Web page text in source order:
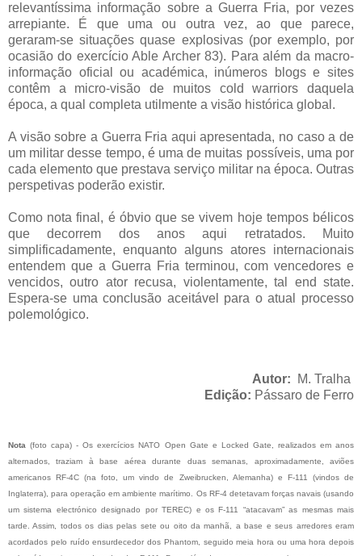
relevantíssima informação sobre a Guerra Fria, por vezes
arrepiante. É que uma ou outra vez, ao que parece,
geraram-se situações quase explosivas (por exemplo, por
ocasião do exercício Able Archer 83). Para além da macro-
informação oficial ou académica, inúmeros blogs e sites
contêm a micro-visão de muitos cold warriors daquela
época, a qual completa utilmente a visão histórica global.
A visão sobre a Guerra Fria aqui apresentada, no caso a de
um militar desse tempo, é uma de muitas possíveis, uma por
cada elemento que prestava serviço militar na época. Outras
perspetivas poderão existir.
Como nota final, é óbvio que se vivem hoje tempos bélicos
que decorrem dos anos aqui retratados. Muito
simplificadamente, enquanto alguns atores internacionais
entendem que a Guerra Fria terminou, com vencedores e
vencidos, outro ator recusa, violentamente, tal end state.
Espera-se uma conclusão aceitável para o atual processo
polemológico.
Autor:
M. Tralha
Edição: Pássaro de Ferro
Nota (foto capa) - Os exercícios NATO Open Gate e Locked Gate, realizados em anos
alternados, traziam à base aérea durante duas semanas, aproximadamente, aviões
americanos RF-4C (na foto, um vindo de Zweibrucken, Alemanha) e F-111 (vindos de
Inglaterra), para operação em ambiente marítimo. Os RF-4 detetavam forças navais (usando
um sistema electrónico designado por TEREC) e os F-111 “atacavam” as mesmas mais
tarde. Assim, todos os dias pelas sete ou oito da manhã, a base e seus arredores eram
acordados pelo ruído ensurdecedor dos Phantom, seguido meia hora ou uma hora depois